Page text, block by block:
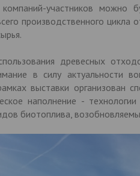
участников можно
производственного цикла
древесных
в силу актуальности
выставки организован
наполнение -
биотоплива,